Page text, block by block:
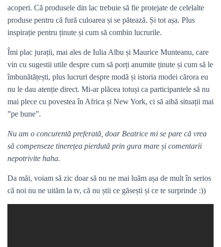
acoperi. Că produsele din lac trebuie să fie protejate de celelalte
produse pentru că fură culoarea și se pătează. Și tot așa. Plus
inspirație pentru ținute și cum să combin lucrurile.
Îmi plac jurații, mai ales de Iulia Albu și Maurice Munteanu, care
vin cu sugestii utile despre cum să porți anumite ținute și cum să le
îmbunătățești, plus lucruri despre modă și istoria modei cărora eu
nu le dau atenție direct. Mi-ar plăcea totuși ca participantele să nu
mai plece cu povestea în Africa și New York, ci să aibă situații mai
”pe bune”.
Nu am o concurentă preferată, doar Beatrice mi se pare că vrea
să compenseze tinerețea pierdută prin gura mare și comentarii
nepotrivite haha.
Da măi, voiam să zic doar să nu ne mai luăm așa de mult în serios
că noi nu ne uităm la tv, că nu știi ce găsești și ce te surprinde :))